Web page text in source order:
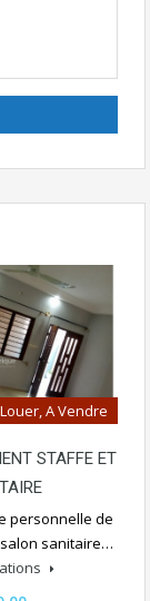
A Vendre
STAFFE ET
personnelle de
sanitaire…